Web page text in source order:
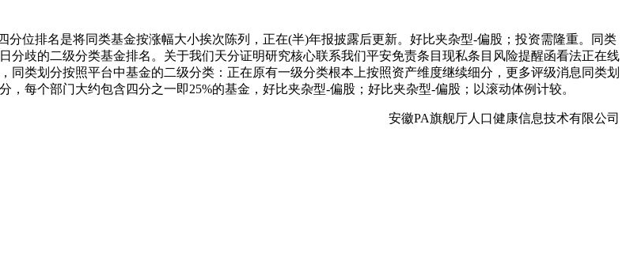
四分位排名是将同类基金按涨幅大小挨次陈列，正在(半)年报披露后更新。好比夹杂型-偏股；投资需隆重。同类
歧的二级分类基金排名。关于我们天分证明研究核心联系我们平安免责条目现私条目风险提醒函看法正在线
类划分按照平台中基金的二级分类：正在原有一级分类根本上按照资产维度继续细分，更多评级消息同类划
每个部门大约包含四分之一即25%的基金，好比夹杂型-偏股；好比夹杂型-偏股；以滚动体例计较。
安徽PA旗舰厅人口健康信息技术有限公司